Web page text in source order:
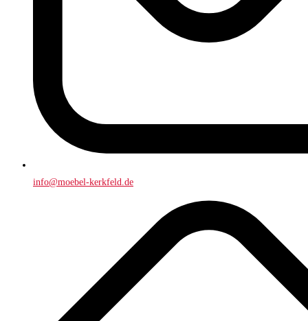
info@moebel-kerkfeld.de